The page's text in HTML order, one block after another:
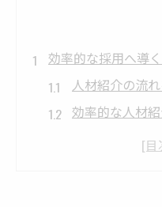
効率的な採用へ導
人材紹介の流
効率的な人材
人材紹介で採